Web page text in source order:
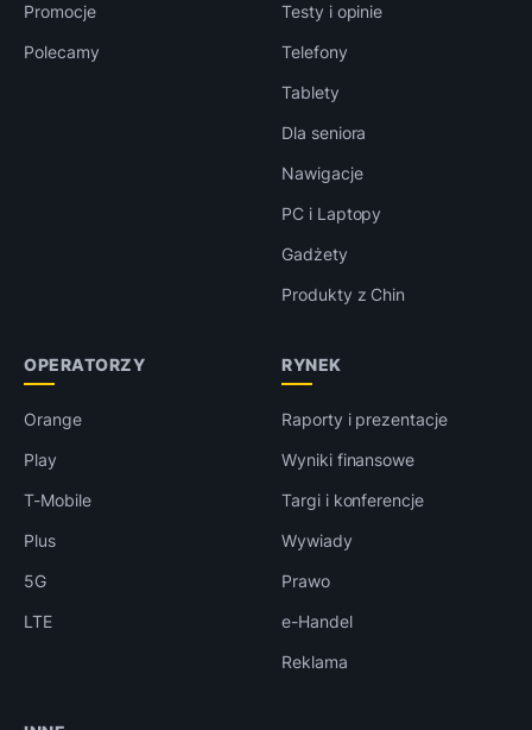
Promocje
Polecamy
Testy i opinie
Telefony
Tablety
Dla seniora
Nawigacje
PC i Laptopy
Gadżety
Produkty z Chin
OPERATORZY
Orange
Play
T-Mobile
Plus
5G
LTE
RYNEK
Raporty i prezentacje
Wyniki finansowe
Targi i konferencje
Wywiady
Prawo
e-Handel
Reklama